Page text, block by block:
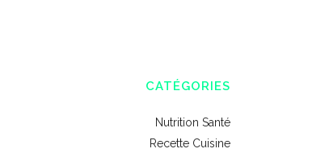
CATÉGORIES
Nutrition Santé
Recette Cuisine